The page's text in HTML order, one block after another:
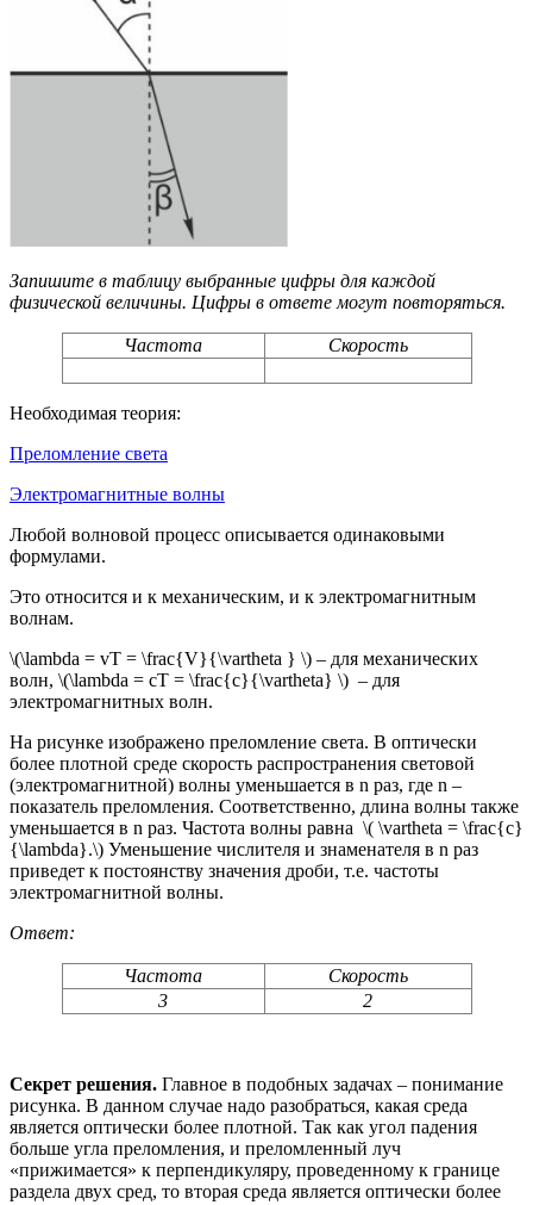
Запишите в таблицу выбранные цифры для каждой
физической величины. Цифры в ответе могут повторяться.
Частота Скорость
Необходимая теория:
Преломление света
Электромагнитные волны
Любой волновой процесс описывается одинаковыми
формулами.
Это относится и к механическим, и к электромагнитным
волнам.
\(\lambda = vT = \frac{V}{\vartheta } \) – для механических
волн, \(\lambda = cT = \frac{c}{\vartheta} \) – для
электромагнитных волн.
На рисунке изображено преломление света. В оптически
более плотной среде скорость распространения световой
(электромагнитной) волны уменьшается в n раз, где n –
показатель преломления. Соответственно, длина волны также
уменьшается в n раз. Частота волны равна \( \vartheta = \frac{c}
{\lambda}.\) Уменьшение числителя и знаменателя в n раз
приведет к постоянству значения дроби, т.е. частоты
электромагнитной волны.
Ответ:
Частота
Скорость
3
2
Секрет решения. Главное в подобных задачах – понимание
рисунка. В данном случае надо разобраться, какая среда
является оптически более плотной. Так как угол падения
больше угла преломления, и преломленный луч
«прижимается» к перпендикуляру, проведенному к границе
раздела двух сред, то вторая среда является оптически более